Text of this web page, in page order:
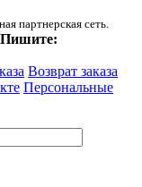
партнерская сеть.
Пишите:
Возврат заказа
Персональные